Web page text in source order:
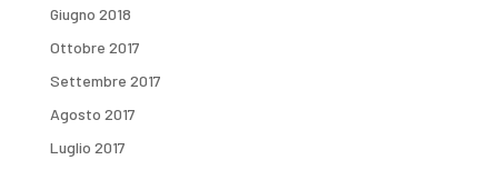
Giugno 2018
Ottobre 2017
Settembre 2017
Agosto 2017
Luglio 2017